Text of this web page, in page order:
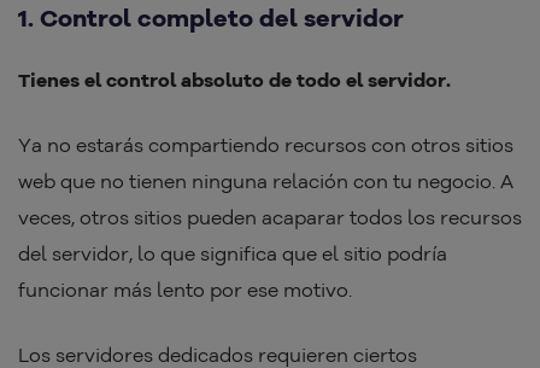
1. Control completo del servidor
Tienes el control absoluto de todo el servidor.
Ya no estarás compartiendo recursos con otros sitios
web que no tienen ninguna relación con tu negocio. A
veces, otros sitios pueden acaparar todos los recursos
del servidor, lo que significa que el sitio podría
funcionar más lento por ese motivo.
Los servidores dedicados requieren ciertos